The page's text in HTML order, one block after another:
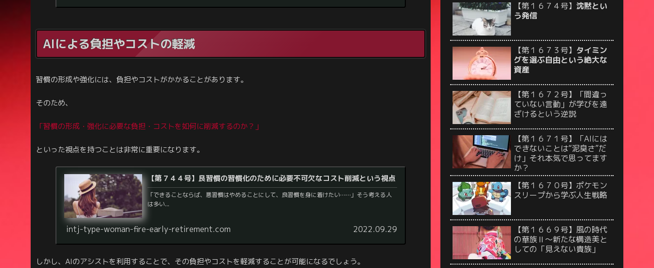
AIによる負担やコストの軽減
習慣の形成や強化には、負担やコストがかかることがあります。
そのため、
「習慣の形成・強化に必要な負担・コストを如何に削減するのか？」
といった視点を持つことは非常に重要になります。
【第７４４号】良習慣の習慣化のために必要不可欠なコスト削減という視点
「できることならば、悪習慣はやめることにして、良習慣を身に着けたい……」そう考える人
は多い...
intj-type-woman-fire-early-retirement.com 2022.09.29
しかし、AIのアシストを利用することで、その負担やコストを軽減することが可能になるでしょう。
【第１６７４号】 沈黙とい
う発信
【第１６７３号】 タイミン
グを選ぶ自由という絶大な
資産
【第１６７２号】「間違っ
ていない言動」が学びを遠
ざけるという逆説
【第１６７１号】「AIには
できないことは“泥臭さ”だ
け」それ本気で思ってます
か？
【第１６７０号】ポケモン
スリープから学ぶ人生戦略
【第１６６９号】風の時代
の華族Ⅱ〜新たな構造美と
しての「見えない貴族」